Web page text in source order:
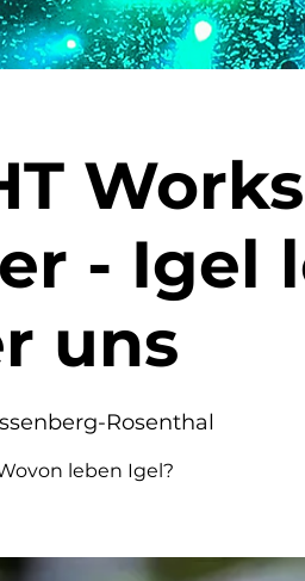
- Igel
uns
Rosenthal
leben Igel?